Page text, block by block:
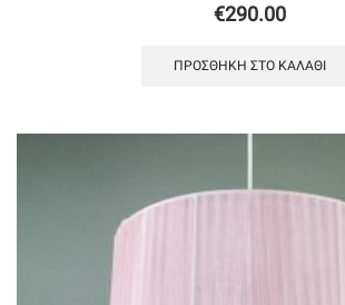
€290.00
ΠΡΟΣΘΉΚΗ ΣΤΟ ΚΑΛΆΘΙ